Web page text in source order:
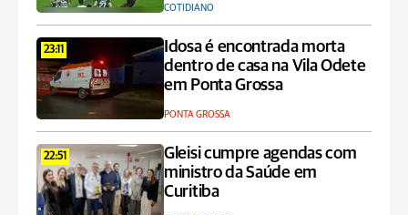
COTIDIANO
23:11
Idosa é encontrada morta
dentro de casa na Vila Odete
em Ponta Grossa
PONTA GROSSA
22:51
Gleisi cumpre agendas com
ministro da Saúde em
Curitiba